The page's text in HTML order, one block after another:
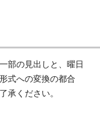
部の見出しと、曜日
式への変換の都合
承ください。